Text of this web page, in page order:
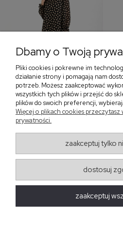
Sukienka z falbaną i
bufiastym rękawem w
405,30 zł
‹
Obsługa
Dbamy o Twoją
Pliki cookies i pokrewne im
działanie strony i pomagają nam
potrzeb. Możesz zaakceptować
wszystkich tych plików i przejść do
plików do swoich preferencji,
Więcej o plikach cookies przeczytasz
prywatności.
zaakceptuj tylko
dostosuj
zaakceptuj